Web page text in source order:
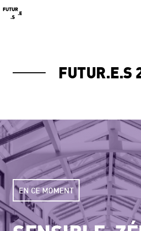
Skip
FUTUR.E.S
EN CE MOMENT